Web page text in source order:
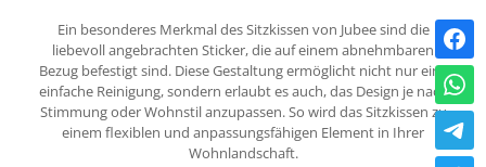
Ein besonderes Merkmal des Sitzkissen von Jubee sind die
liebevoll angebrachten Sticker, die auf einem abnehmbaren
Bezug befestigt sind. Diese Gestaltung ermöglicht nicht nur eine
einfache Reinigung, sondern erlaubt es auch, das Design je nach
Stimmung oder Wohnstil anzupassen. So wird das Sitzkissen zu
einem flexiblen und anpassungsfähigen Element in Ihrer
Wohnlandschaft.